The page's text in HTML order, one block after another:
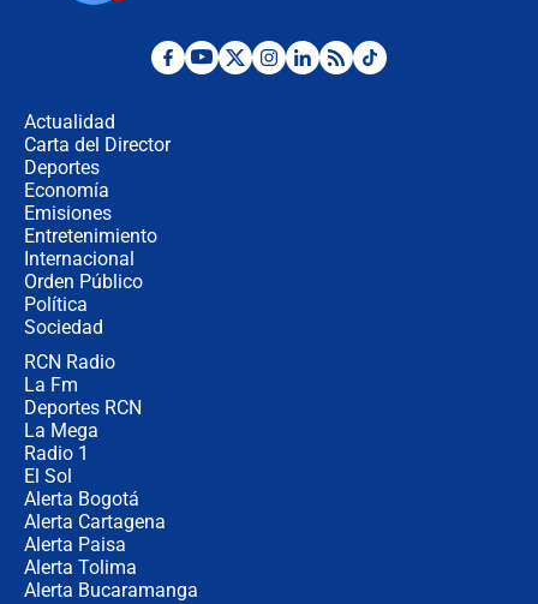
¿Por qué De la Espriella gobernará
Actualidad
Carta del Director
Deportes
Economía
Emisiones
Entretenimiento
Internacional
Orden Público
Política
Sociedad
RCN Radio
La Fm
Deportes RCN
La Mega
Radio 1
El Sol
Alerta Bogotá
Alerta Cartagena
Alerta Paisa
Alerta Tolima
Alerta Bucaramanga